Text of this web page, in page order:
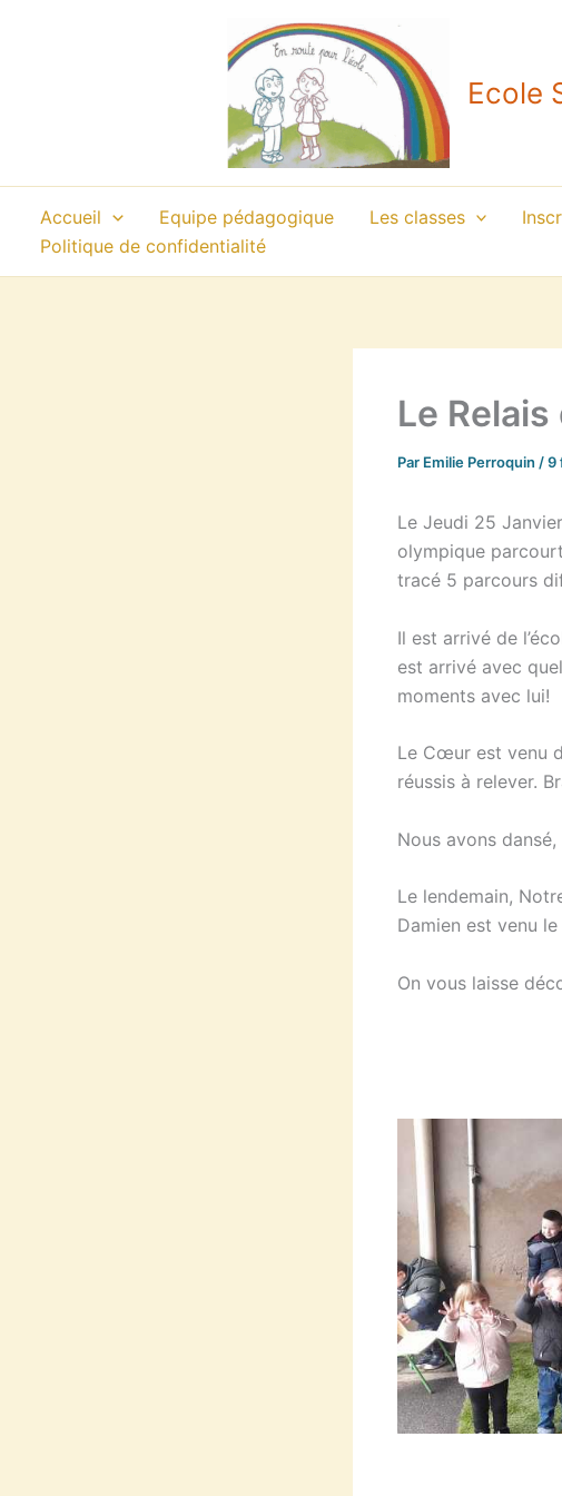
Ecole
Accueil Equipe pédagogique Les classes
Politique de confidentialité
Le
Par Emilie Perroquin /9
Le Jeudi 25
olympique parcourt
tracé 5 parcours
Il est arrivé de
est arrivé avec
moments avec lui!
Le Cœur est venu
réussis à relever.
Nous avons
Le lendemain,
Damien est venu le
On vous laisse